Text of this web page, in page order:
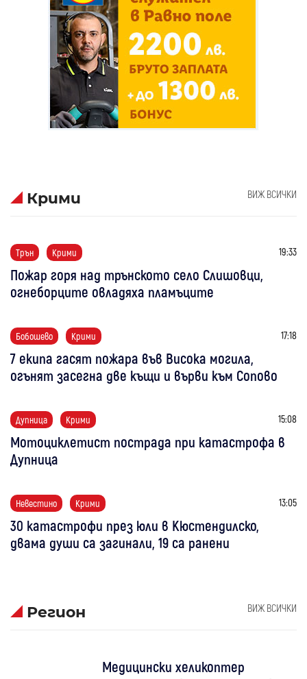
Крими ВИЖ ВСИЧКИ
Трън Крими 19:33
Пожар горя над трънското село Слишовци,
огнеборците овладяха пламъците
Бобошево Крими 17:18
7 екипа гасят пожара във Висока могила,
огънят засегна две къщи и върви към Сопово
Дупница Крими 15:08
Мотоциклетист пострада при катастрофа в
Дупница
Невестино Крими 13:05
30 катастрофи през юли в Кюстендилско,
двама души са загинали, 19 са ранени
Регион ВИЖ ВСИЧКИ
Медицински хеликоптер